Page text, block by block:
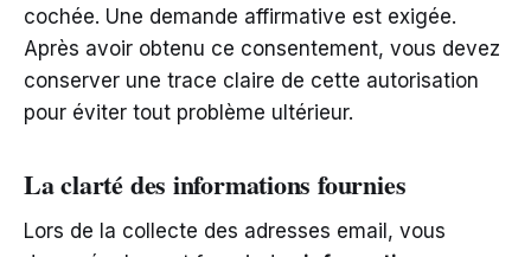
cochée. Une demande affirmative est exigée.
Après avoir obtenu ce consentement, vous devez
conserver une trace claire de cette autorisation
pour éviter tout problème ultérieur.
La clarté des informations fournies
Lors de la collecte des adresses email, vous